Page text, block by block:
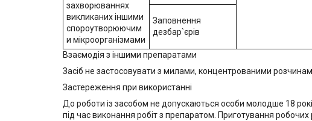
захворюваннях
викликаних іншими
спороутворюючим
и мікроорганізмами
Заповнення
дезбар`єрів
Взаємодія з іншими препаратами
Засіб не застосовувати з милами, концентрованими
Застереження при використанні
До роботи із засобом не допускаються особи молодше 18
під час виконання робіт з препаратом. Приготування